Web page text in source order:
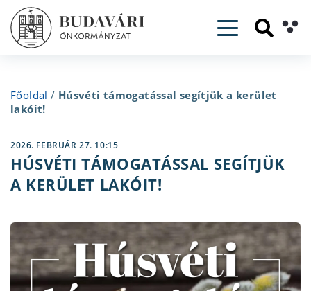
Toggle
Főoldal / Húsvéti támogatással segítjük a kerület
lakóit!
2026. FEBRUÁR 27. 10:15
HÚSVÉTI TÁMOGATÁSSAL SEGÍTJÜK
A KERÜLET LAKÓIT!